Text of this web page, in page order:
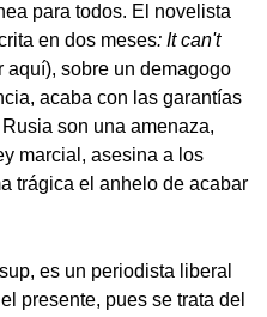
para todos. El novelista
en dos meses: It can't
aquí), sobre un demagogo
acaba con las garantías
son una amenaza,
marcial, asesina a los
trágica el anhelo de acabar
es un periodista liberal
presente, pues se trata del